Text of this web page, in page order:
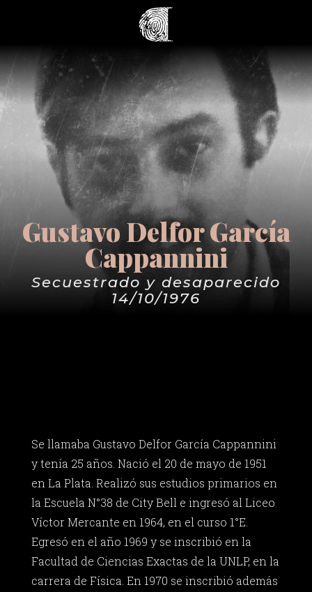
Gustavo Delfor García
Cappannini
Secuestrado y desaparecido
14/10/1976
Se llamaba Gustavo Delfor García Cappannini
y tenía 25 años. Nació el 20 de mayo de 1951
en La Plata. Realizó sus estudios primarios en
la Escuela N°38 de City Bell e ingresó al Liceo
Víctor Mercante en 1964, en el curso 1°E.
Egresó en el año 1969 y se inscribió en la
Facultad de Ciencias Exactas de la UNLP, en la
carrera de Física. En 1970 se inscribió además